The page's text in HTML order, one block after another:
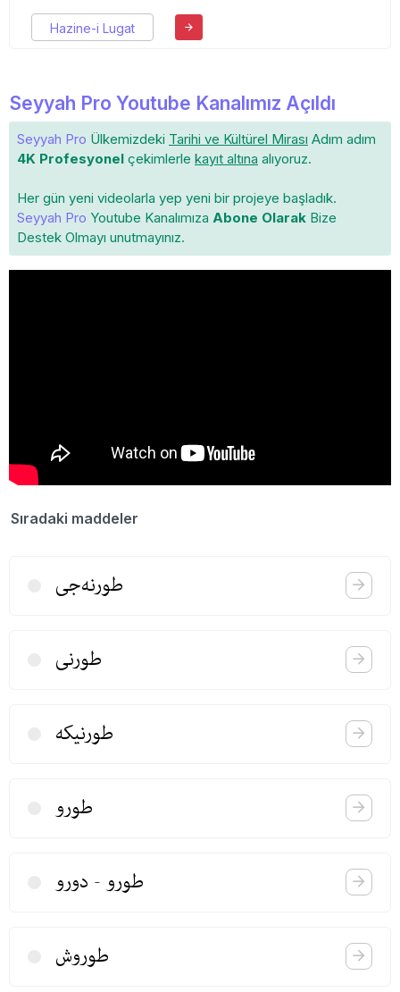
Hazine-i Lugat
Seyyah Pro Youtube Kanalımız Açıldı
Seyyah Pro Ülkemizdeki Tarihi ve Kültürel Mirası Adım adım
4K Profesyonel çekimlerle kayıt altına alıyoruz.
Her gün yeni videolarla yep yeni bir projeye başladık.
Seyyah Pro Youtube Kanalımıza Abone Olarak Bize
Destek Olmayı unutmayınız.
Sıradaki maddeler
طورنه‌جی
طورنی
طورنیكه
طورو
طورو - دورو
طوروش